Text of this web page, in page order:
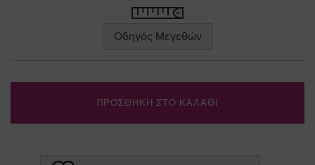
Οδηγός Μεγεθών
ΠΡΟΣΘΗΚΗ ΣΤΟ ΚΑΛΑΘΙ